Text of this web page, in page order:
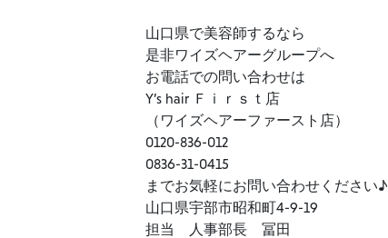
山口県で美容師するなら
是非ワイズヘアーグループへ
お電話での問い合わせは
Y’s hair Ｆｉｒｓｔ店
（ワイズヘアーファースト店）
0120-836-012
0836-31-0415
までお気軽にお問い合わせください♪
山口県宇部市昭和町4-9-19
担当 人事部長 冨田